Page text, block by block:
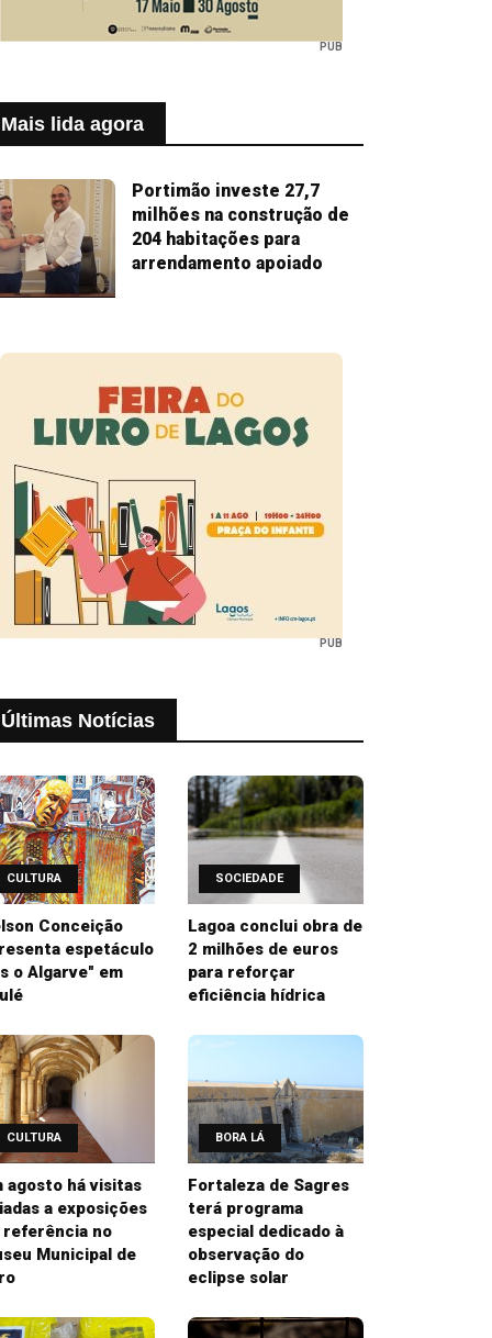
PUB
Mais lida agora
Portimão investe 27,7
milhões na construção de
204 habitações para
arrendamento apoiado
PUB
Últimas Notícias
CULTURA
Conceição
espetáculo
o Algarve" em
SOCIEDADE
Lagoa conclui obra de
2 milhões de euros
para reforçar
eficiência hídrica
CULTURA
agosto há visitas
a exposições
referência no
Municipal de
BORA LÁ
Fortaleza de Sagres
terá programa
especial dedicado à
observação do
eclipse solar